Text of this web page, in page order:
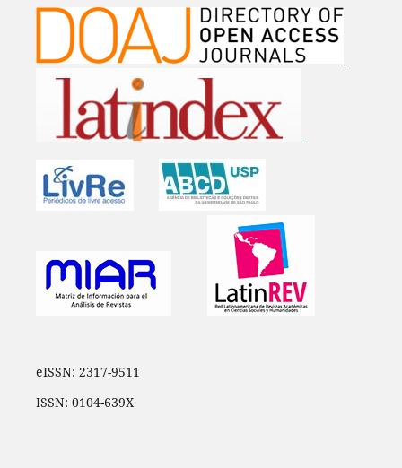
eISSN: 2317-9511
ISSN: 0104-639X